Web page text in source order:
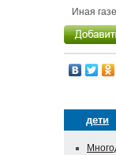
Иная
дети